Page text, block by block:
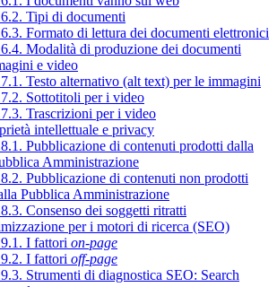
Tipi di documenti
Formato di lettura dei documenti elettronici
Modalità di produzione dei documenti
e video
Testo alternativo (alt text) per le immagini
Sottotitoli per i video
Trascrizioni per i video
intellettuale e privacy
Pubblicazione di contenuti prodotti dalla
Amministrazione
Pubblicazione di contenuti non prodotti
Pubblica Amministrazione
Consenso dei soggetti ritratti
per i motori di ricerca (SEO)
I fattori on-page
I fattori off-page
Strumenti di diagnostica SEO: Search